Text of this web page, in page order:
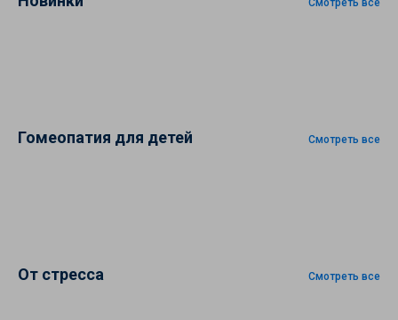
Смотреть все
Гомеопатия для детей Смотреть все
От стресса Смотреть все